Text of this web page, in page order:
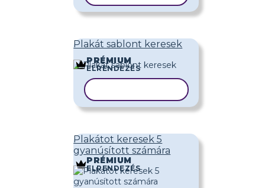
Plakát sablont keresek
PRÉMIUM
ELRENDEZÉS
Plakátot keresek 5
gyanúsított számára
PRÉMIUM
ELRENDEZÉS